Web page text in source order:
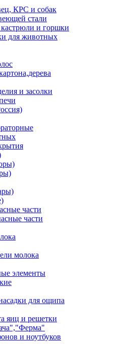
КРС и собак
стали
и горшки
для животных
и засолки
части
части
молока
элементы
для ощипа
яиц и решетки
и ноутбуков